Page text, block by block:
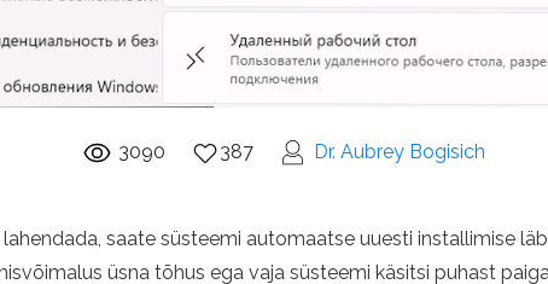
3090 387 Dr. Aubrey Bogisich
saate süsteemi automaatse uuesti installimise
üsna tõhus ega vaja süsteemi käsitsi puhast